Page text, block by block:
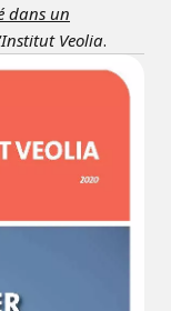
dans un
Veolia.